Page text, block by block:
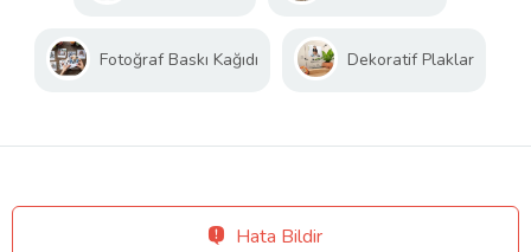
Fotoğraf Baskı Kağıdı Dekoratif Plaklar
Hata Bildir